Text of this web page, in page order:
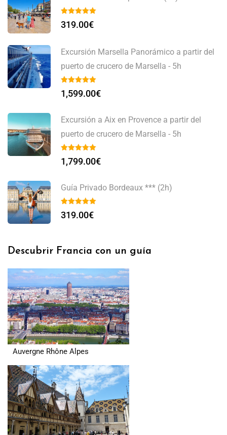
319.00€
Excursión Marsella Panorámico a partir del
puerto de crucero de Marsella - 5h
1,599.00€
Excursión a Aix en Provence a partir del
puerto de crucero de Marsella - 5h
1,799.00€
Guía Privado Bordeaux *** (2h)
319.00€
Descubrir Francia con un guía
Auvergne Rhône Alpes